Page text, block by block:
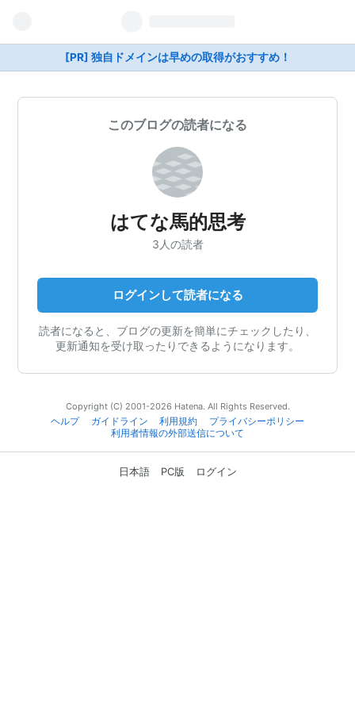
[PR] 独自ドメインは早めの取得がおすすめ！
このブログの読者になる
はてな馬的思考
3人の読者
ログインして読者になる
読者になると、ブログの更新を簡単にチェックしたり、
更新通知を受け取ったりできるようになります。
Copyright (C) 2001-2026 Hatena. All Rights Reserved.
ヘルプ
ガイドライン 利用規約
プライバシーポリシー
利用者情報の外部送信について
日本語 PC版 ログイン